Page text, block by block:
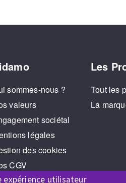
expérience utilisateur
sommes-nous ?
valeurs
sociétal
légales
des cookies
CGV
Les
Tout les
La